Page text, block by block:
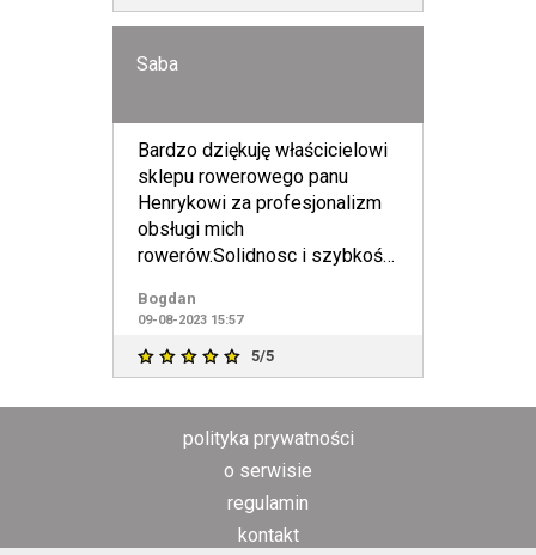
Saba
Bardzo dziękuję właścicielowi
sklepu rowerowego panu
Henrykowi za profesjonalizm
obsługi mich
rowerów.Solidnosc i szybkość
SABA.Widzialem
Bogdan
09-08-2023 15:57
5/5
polityka prywatności
o serwisie
regulamin
kontakt